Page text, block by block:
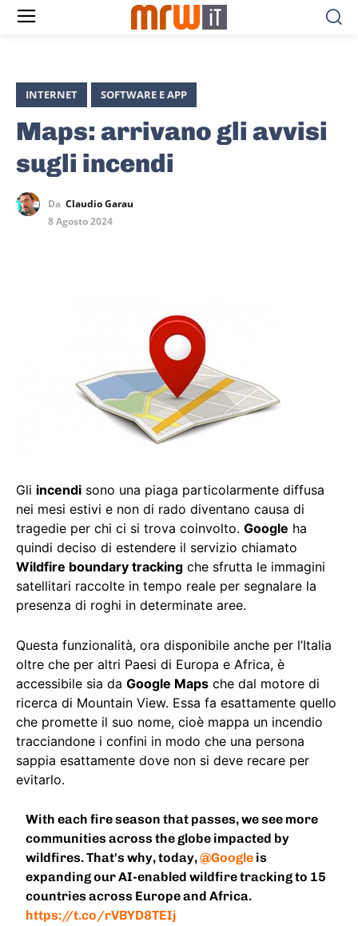
INTERNET SOFTWARE E APP
Maps: arrivano gli avvisi
sugli incendi
Da Claudio Garau
8 Agosto 2024
Gli incendi sono una piaga particolarmente diffusa
nei mesi estivi e non di rado diventano causa di
tragedie per chi ci si trova coinvolto. Google ha
quindi deciso di estendere il servizio chiamato
Wildfire boundary tracking che sfrutta le immagini
satellitari raccolte in tempo reale per segnalare la
presenza di roghi in determinate aree.
Questa funzionalità, ora disponibile anche per l’Italia
oltre che per altri Paesi di Europa e Africa, è
accessibile sia da Google Maps che dal motore di
ricerca di Mountain View. Essa fa esattamente quello
che promette il suo nome, cioè mappa un incendio
tracciandone i confini in modo che una persona
sappia esattamente dove non si deve recare per
evitarlo.
With each fire season that passes, we see more
communities across the globe impacted by
wildfires. That's why, today,@Google is
expanding our AI-enabled wildfire tracking to 15
countries across Europe and Africa.
https://t.co/rVBYD8TEIj